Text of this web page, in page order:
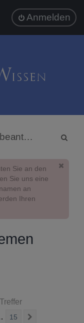
Anmelden
Unbeantwortete Themen
Sie an den
Sie uns eine
an
Ihren
15